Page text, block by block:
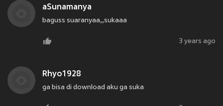
aSunamanya
baguss suaranyaa,,sukaaa
3 years ago
Rhyo1928
ga bisa di download aku ga suka